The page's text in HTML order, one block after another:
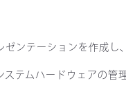
ンテーションを作成
テムハードウェアの